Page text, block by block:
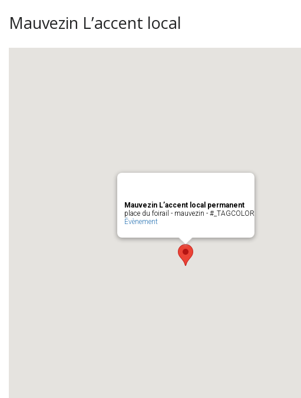
Mauvezin L’accent local
Mauvezin L’accent local permanent
place du foirail - mauvezin - #_TAGCOLOR
Évènement